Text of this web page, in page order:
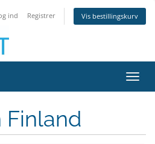
ind Registrer Vis bestillingskurv
Skift
Finland